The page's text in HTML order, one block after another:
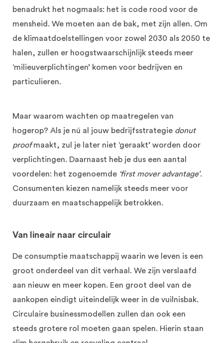
benadrukt het nogmaals: het is code rood voor de
mensheid. We moeten aan de bak, met zijn allen. Om
de klimaatdoelstellingen voor zowel 2030 als 2050 te
halen, zullen er hoogstwaarschijnlijk steeds meer
‘milieuverplichtingen’ komen voor bedrijven en
particulieren.
Maar waarom wachten op maatregelen van
hogerop? Als je nú al jouw bedrijfsstrategie donut
proofmaakt, zul je later niet ‘geraakt’ worden door
verplichtingen. Daarnaast heb je dus een aantal
voordelen: het zogenoemde ‘first mover advantage’.
Consumenten kiezen namelijk steeds meer voor
duurzaam en maatschappelijk betrokken.
Van lineair naar circulair
De consumptie maatschappij waarin we leven is een
groot onderdeel van dit verhaal. We zijn verslaafd
aan nieuw en meer kopen. Een groot deel van de
aankopen eindigt uiteindelijk weer in de vuilnisbak.
Circulaire businessmodellen zullen dan ook een
steeds grotere rol moeten gaan spelen. Hierin staan